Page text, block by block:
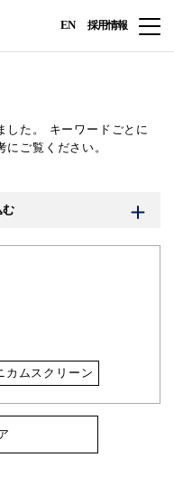
EN 採用情報
た。
キーワードごとに
ご覧ください。
む
カムスクリーン